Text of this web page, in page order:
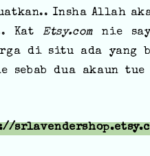
Insha Allah
Kat Etsy.comnie
di situ ada yang
sebab dua akaun tue